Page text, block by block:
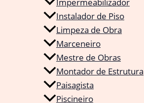
Instalador de Piso
Limpeza de Obra
Marceneiro
Mestre de Obras
Montador de Estrutura
Paisagista
Piscineiro